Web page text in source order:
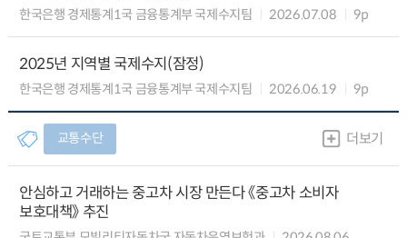
한국은행 경제통계1국 금융통계부 국제수지팀 2026.07.08 9p
2025년 지역별 국제수지(잠정)
한국은행 경제통계1국 금융통계부 국제수지팀 2026.06.19 9p
교통수단 더보기
안심하고 거래하는 중고차 시장 만든다 《중고차 소비자
보호대책》 추진